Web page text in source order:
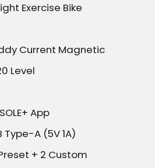
Exercise Bike
Current Magnetic
Level
App
Type-A (5V 1A)
+ 2 Custom